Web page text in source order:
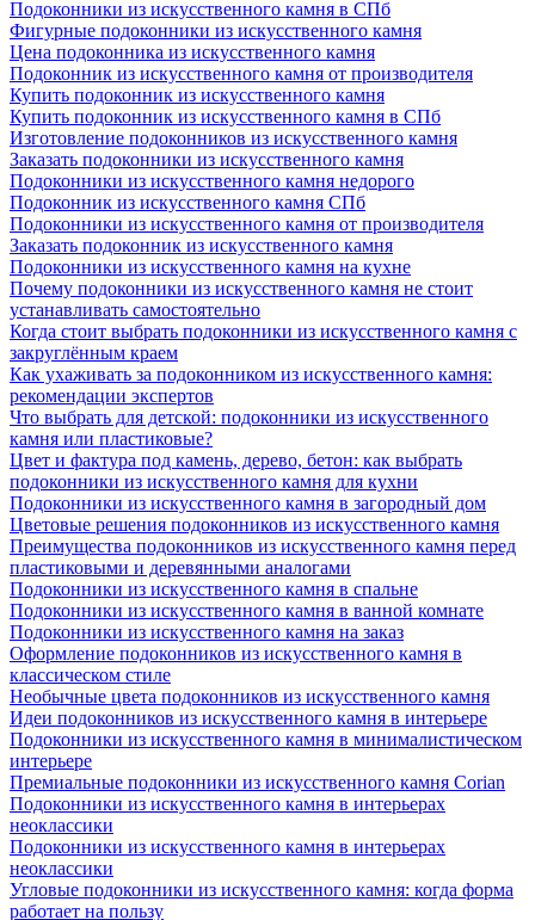
Подоконники из искусственного камня в СПб
Фигурные подоконники из искусственного камня
Цена подоконника из искусственного камня
Подоконник из искусственного камня от производителя
Купить подоконник из искусственного камня
Купить подоконник из искусственного камня в СПб
Изготовление подоконников из искусственного камня
Заказать подоконники из искусственного камня
Подоконники из искусственного камня недорого
Подоконник из искусственного камня СПб
Подоконники из искусственного камня от производителя
Заказать подоконник из искусственного камня
Подоконники из искусственного камня на кухне
Почему подоконники из искусственного камня не стоит
устанавливать самостоятельно
Когда стоит выбрать подоконники из искусственного камня с
закруглённым краем
Как ухаживать за подоконником из искусственного камня:
рекомендации экспертов
Что выбрать для детской: подоконники из искусственного
камня или пластиковые?
Цвет и фактура под камень, дерево, бетон: как выбрать
подоконники из искусственного камня для кухни
Подоконники из искусственного камня в загородный дом
Цветовые решения подоконников из искусственного камня
Преимущества подоконников из искусственного камня перед
пластиковыми и деревянными аналогами
Подоконники из искусственного камня в спальне
Подоконники из искусственного камня в ванной комнате
Подоконники из искусственного камня на заказ
Оформление подоконников из искусственного камня в
классическом стиле
Необычные цвета подоконников из искусственного камня
Идеи подоконников из искусственного камня в интерьере
Подоконники из искусственного камня в минималистическом
интерьере
Премиальные подоконники из искусственного камня Corian
Подоконники из искусственного камня в интерьерах
неоклассики
Подоконники из искусственного камня в интерьерах
неоклассики
Угловые подоконники из искусственного камня: когда форма
работает на пользу